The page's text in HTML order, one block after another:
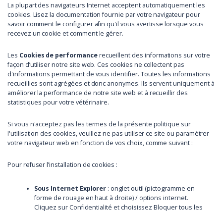
La plupart des navigateurs Internet acceptent automatiquement les
cookies. Lisez la documentation fournie par votre navigateur pour
savoir comment le configurer afin qu'il vous avertisse lorsque vous
recevez un cookie et comment le gérer.
Les Cookies de performancerecueillent des informations sur votre
façon d’utiliser notre site web. Ces cookies ne collectent pas
d'informations permettant de vous identifier. Toutes les informations
recueillies sont agrégées et donc anonymes. Ils servent uniquement à
améliorer la performance de notre site web et à recueillir des
statistiques pour votre vétérinaire.
Si vous n'acceptez pas les termes de la présente politique sur
l'utilisation des cookies, veuillez ne pas utiliser ce site ou paramétrer
votre navigateur web en fonction de vos choix, comme suivant :
Pour refuser l’installation de cookies :
Sous Internet Explorer : onglet outil (pictogramme en
forme de rouage en haut à droite) / options internet.
Cliquez sur Confidentialité et choisissez Bloquer tous les